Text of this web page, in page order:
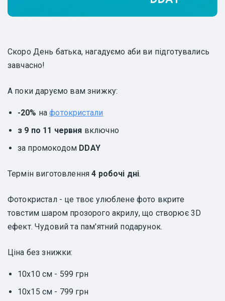
Скоро День батька, нагадуємо аби ви підготувались
завчасно!
А поки даруємо вам знижку:
-20% нафотокристали
з 9 по 11 червня включно
за промокодом DDAY
Термін виготовлення4 робочі дні.
Фотокристал - це твоє улюблене фото вкрите
товстим шаром прозорого акрилу, що створює 3D
ефект. Чудовий та пам'ятний подарунок.
Ціна без знижки:
10х10 см - 599 грн
10х15 см - 799 грн